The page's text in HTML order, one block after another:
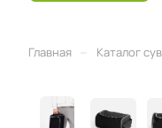
Главная Каталог